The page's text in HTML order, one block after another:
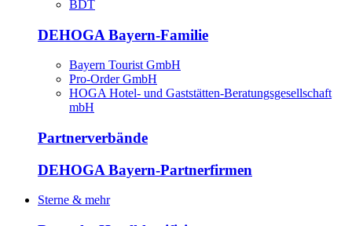
BDT
DEHOGA Bayern-Familie
Bayern Tourist GmbH
Pro-Order GmbH
HOGA Hotel- und Gaststätten-Beratungsgesellschaft
mbH
Partnerverbände
DEHOGA Bayern-Partnerfirmen
Sterne & mehr